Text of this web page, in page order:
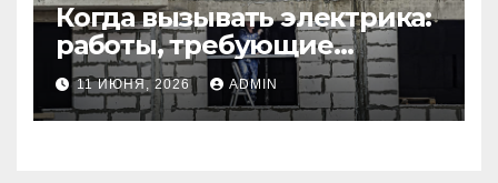
Когда вызывать электрика:
работы, требующие
профессионала Электрик
круглосуточно
11 ИЮНЯ, 2026 ADMIN